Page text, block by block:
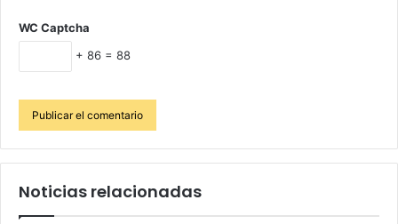
WC Captcha
+ 86 = 88
Noticias relacionadas